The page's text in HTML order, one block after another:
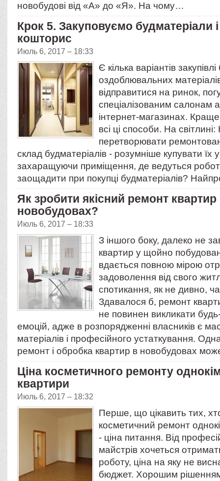
новобудові від «А» до «Я». На чому…
Крок 5. Закуповуємо будматеріали
кошторис
Июль 6, 2017 – 18:33
Є кілька варіантів
оздоблювальних
відправитися на ринок,
спеціалізованим салонам
інтернет-магазинах.
всі ці способи. На
перетворювати
склад будматеріалів - розумніше купувати їх
захаращуючи приміщення, де ведуться
заощадити при покупці будматеріалів?
Як зробити якісний ремонт квартир
новобудовах?
Июль 6, 2017 – 18:33
З іншого боку, далеко не
квартир у щойно
вдається повною мірою
задоволення від свого
спотикання, як не дивно,
Здавалося б, ремонт
не повинен викликати
емоцій, адже в розпорядженні власників є
матеріалів і професійного устаткування.
ремонт і обробка квартир в новобудовах
Ціна косметичного ремонту
квартири
Июль 6, 2017 – 18:32
Перше, що цікавить тих,
косметичний ремонт
- ціна питання. Від
майстрів хочеться
роботу, ціна на яку не
бюджет. Хорошим рішенням